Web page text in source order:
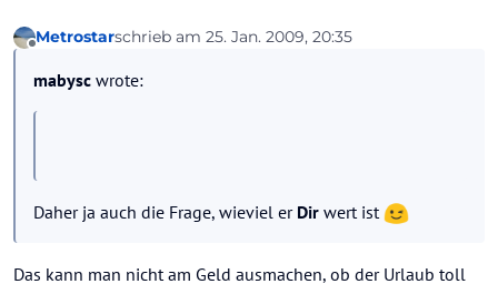
Offline
Metrostarschrieb am 25. Jan. 2009, 20:35
zuletzt editiert von
mabysc wrote:
Daher ja auch die Frage, wieviel er Dir wert ist
Das kann man nicht am Geld ausmachen, ob der Urlaub toll